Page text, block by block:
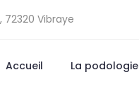
72320 Vibraye
Accueil La podologie